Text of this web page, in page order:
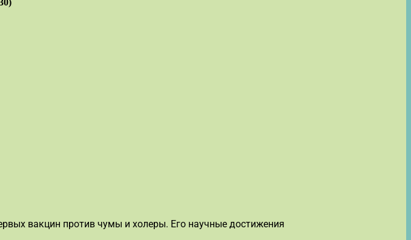
вакцин против чумы и холеры. Его научные достижения